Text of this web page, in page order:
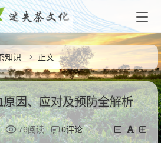
知识 正文
因、应对及预防全解析
76阅读 0评论